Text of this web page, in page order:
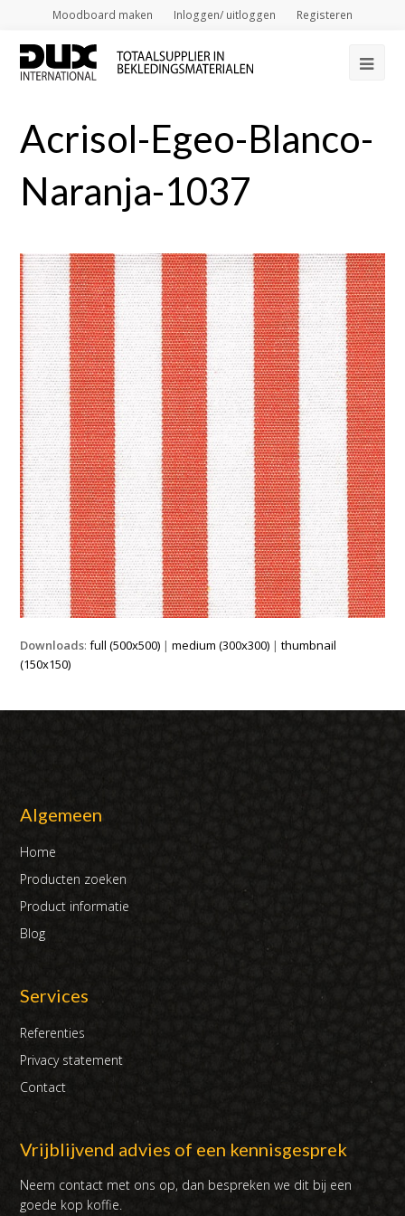
Moodboard maken Inloggen/ uitloggen Registeren
Acrisol-Egeo-Blanco-
Naranja-1037
Downloads:full (500x500) |medium (300x300) |thumbnail
(150x150)
Algemeen
Home
Producten zoeken
Product informatie
Blog
Services
Referenties
Privacy statement
Contact
Vrijblijvend advies of een kennisgesprek
Neem contact met ons op, dan bespreken we dit bij een
goede kop koffie.